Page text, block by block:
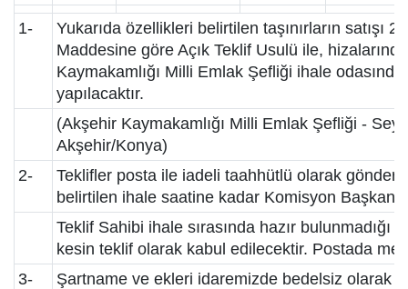
1-
Yukarıda özellikleri belirtilen taşınırların satışı
Maddesine göre Açık Teklif Usulü ile,
Kaymakamlığı Milli Emlak Şefliği ihale
yapılacaktır.
(Akşehir Kaymakamlığı Milli Emlak Şefliği -
Akşehir/Konya)
2-
Teklifler posta ile iadeli taahhütlü olarak
belirtilen ihale saatine kadar Komisyon
Teklif Sahibi ihale sırasında hazır
kesin teklif olarak kabul edilecektir. Postada
3-
Şartname ve ekleri idaremizde bedelsiz olarak